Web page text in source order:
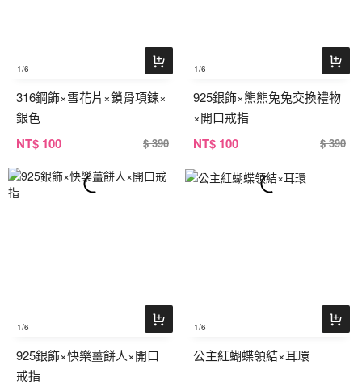
1/6
316鋼飾×雪花片×鎖骨項鍊×
銀色
NT$ 100 $ 390
1/6
925銀飾×熊熊兔兔交換禮物
×開口戒指
NT$ 100 $ 390
1/6
925銀飾×快樂薑餅人×開口
戒指
1/6
公主紅蝴蝶領結×耳環